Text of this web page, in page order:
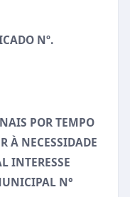
Nº.
POR TEMPO
À NECESSIDADE
INTERESSE
N°